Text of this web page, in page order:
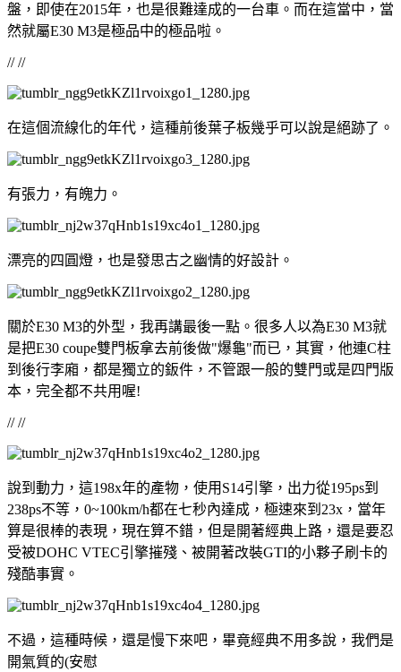
盤，即使在2015年，也是很難達成的一台車。而在這當中，當
然就屬E30 M3是極品中的極品啦。
// //
在這個流線化的年代，這種前後葉子板幾乎可以說是絕跡了。
有張力，有魄力。
漂亮的四圓燈，也是發思古之幽情的好設計。
關於E30 M3的外型，我再講最後一點。很多人以為E30 M3就
是把E30 coupe雙門板拿去前後做"爆龜"而已，其實，他連C柱
到後行李廂，都是獨立的鈑件，不管跟一般的雙門或是四門版
本，完全都不共用喔!
// //
說到動力，這198x年的產物，使用S14引擎，出力從195ps到
238ps不等，0~100km/h都在七秒內達成，極速來到23x，當年
算是很棒的表現，現在算不錯，但是開著經典上路，還是要忍
受被DOHC VTEC引擎摧殘、被開著改裝GTI的小夥子刷卡的
殘酷事實。
不過，這種時候，還是慢下來吧，畢竟經典不用多說，我們是
開氣質的(安慰